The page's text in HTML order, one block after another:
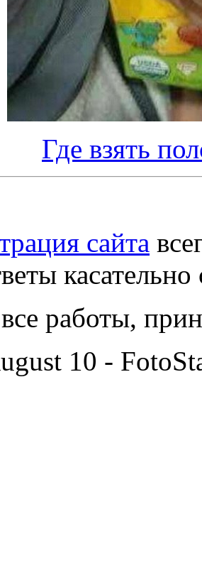
Где взять
сайта
касательно
работы,
10 -